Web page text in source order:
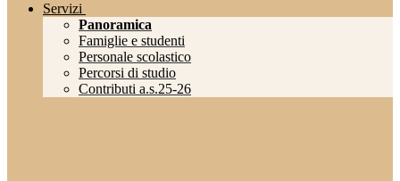
Servizi
Panoramica
Famiglie e studenti
Personale scolastico
Percorsi di studio
Contributi a.s.25-26